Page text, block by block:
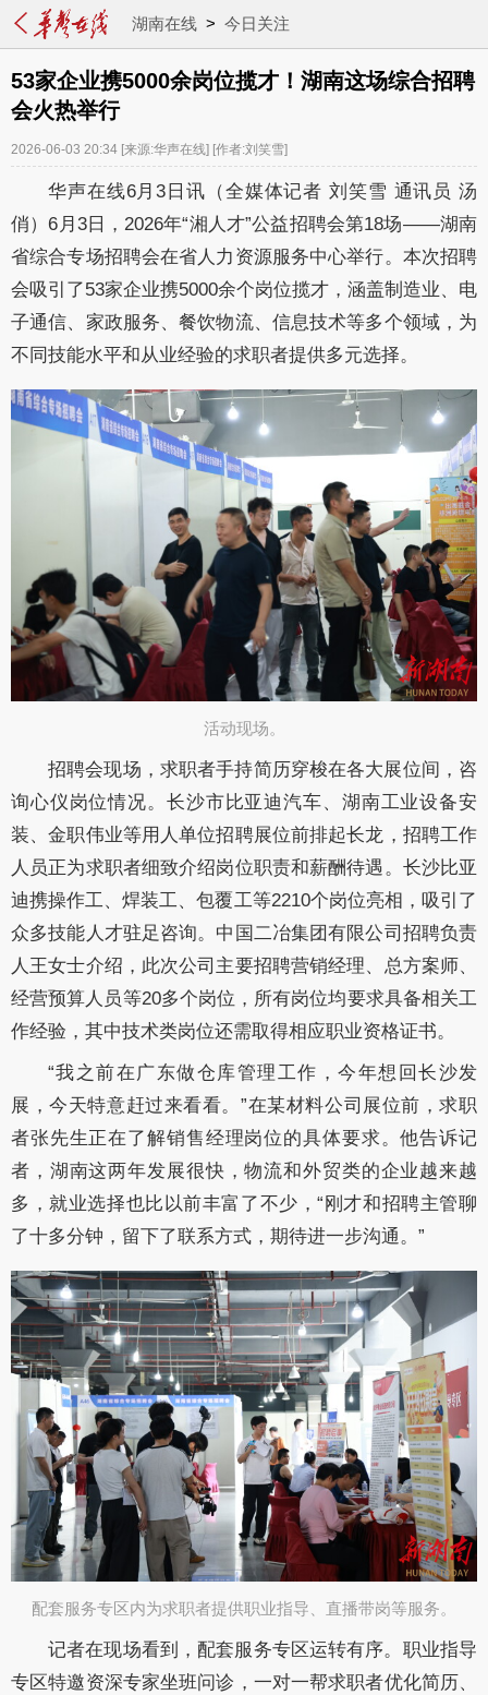
湖南在线> 今日关注
53家企业携5000余岗位揽才！湖南这场综合招聘
会火热举行
2026-06-03 20:34 [来源:华声在线] [作者:刘笑雪]
华声在线6月3日讯（全媒体记者 刘笑雪 通讯员 汤
俏）6月3日，2026年“湘人才”公益招聘会第18场——湖南
省综合专场招聘会在省人力资源服务中心举行。本次招聘
会吸引了53家企业携5000余个岗位揽才，涵盖制造业、电
子通信、家政服务、餐饮物流、信息技术等多个领域，为
不同技能水平和从业经验的求职者提供多元选择。
活动现场。​
招聘会现场，求职者手持简历穿梭在各大展位间，咨
询心仪岗位情况。长沙市比亚迪汽车、湖南工业设备安
装、金职伟业等用人单位招聘展位前排起长龙，招聘工作
人员正为求职者细致介绍岗位职责和薪酬待遇。长沙比亚
迪携操作工、焊装工、包覆工等2210个岗位亮相，吸引了
众多技能人才驻足咨询。中国二冶集团有限公司招聘负责
人王女士介绍，此次公司主要招聘营销经理、总方案师、
经营预算人员等20多个岗位，所有岗位均要求具备相关工
作经验，其中技术类岗位还需取得相应职业资格证书。
“我之前在广东做仓库管理工作，今年想回长沙发
展，今天特意赶过来看看。”在某材料公司展位前，求职
者张先生正在了解销售经理岗位的具体要求。他告诉记
者，湖南这两年发展很快，物流和外贸类的企业越来越
多，就业选择也比以前丰富了不少，“刚才和招聘主管聊
了十多分钟，留下了联系方式，期待进一步沟通。”
配套服务专区内为求职者提供职业指导、直播带岗等服务。​
记者在现场看到，配套服务专区运转有序。职业指导
专区特邀资深专家坐班问诊，一对一帮求职者优化简历、